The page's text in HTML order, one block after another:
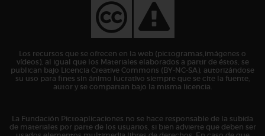
Los recursos que se ofrecen en la web (pictogramas,imágenes o
vídeos), al igual que los Materiales elaborados a partir de éstos, se
publican bajo Licencia Creative Commons (BY-NC-SA), autorizándose
su uso para fines sin ánimo lucrativo siempre que se cite la fuente,
autor y se compartan bajo la misma licencia.
La Fundación Pictoaplicaciones no se hace responsable de la subida
de materiales por parte de los usuarios, si bien advierte que deben ser